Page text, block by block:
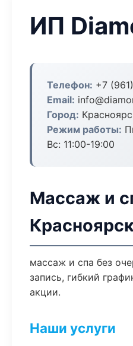
ИП
Телефон: +7
Email:
Город:
Режим работы:
Вс: 11:00-19:00
Массаж и
массаж и спа без
запись, гибкий
акции.
Наши услуги